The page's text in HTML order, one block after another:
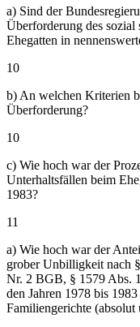
a) Sind der
Überforderung des sozial
Ehegatten in
10
b) An welchen Kriterien
Überforderung?
10
c) Wie hoch war der
Unterhaltsfällen beim
1983?
11
a) Wie hoch war der
grober Unbilligkeit nach
Nr. 2 BGB, § 1579 Abs.
den Jahren 1978 bis
Familiengerichte (absolut